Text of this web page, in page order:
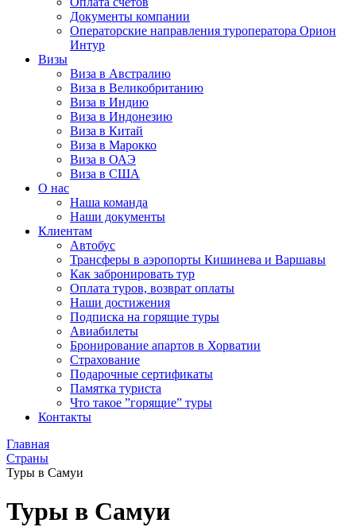
Документы компании
Операторские направления туроператора Орион
Интур
Визы
Виза в Австралию
Виза в Великобританию
Виза в Индию
Виза в Индонезию
Виза в Китай
Виза в Марокко
Виза в ОАЭ
Виза в США
О нас
Наша команда
Наши документы
Клиентам
Автобус
Трансферы в аэропорты Кишинева и Варшавы
Как забронировать тур
Оплата туров, возврат оплаты
Наши достижения
Подписка на горящие туры
Авиабилеты
Бронирование апартов в Хорватии
Страхование
Подарочные сертификаты
Памятка туриста
Что такое ”горящие” туры
Контакты
Главная
Страны
Туры в Самуи
Туры в Самуи